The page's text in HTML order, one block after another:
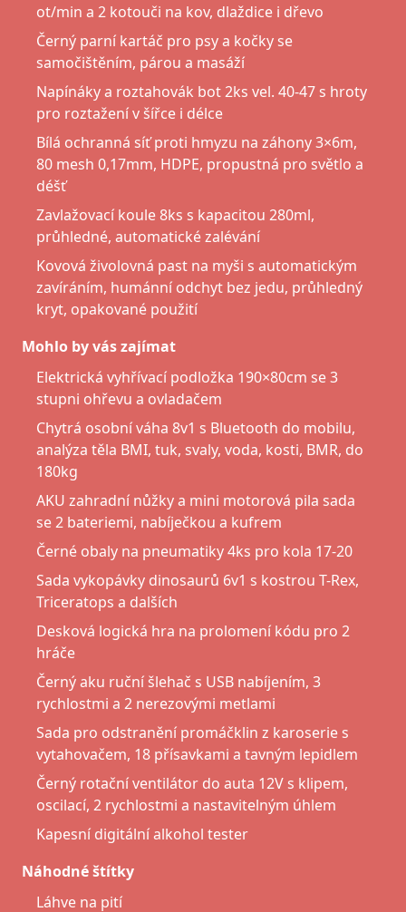
ot/min a 2 kotouči na kov, dlaždice i dřevo
Černý parní kartáč pro psy a kočky se
samočištěním, párou a masáží
Napínáky a roztahovák bot 2ks vel. 40-47 s hroty
pro roztažení v šířce i délce
Bílá ochranná síť proti hmyzu na záhony 3×6m,
80 mesh 0,17mm, HDPE, propustná pro světlo a
déšť
Zavlažovací koule 8ks s kapacitou 280ml,
průhledné, automatické zalévání
Kovová živolovná past na myši s automatickým
zavíráním, humánní odchyt bez jedu, průhledný
kryt, opakované použití
Mohlo by vás zajímat
Elektrická vyhřívací podložka 190×80cm se 3
stupni ohřevu a ovladačem
Chytrá osobní váha 8v1 s Bluetooth do mobilu,
analýza těla BMI, tuk, svaly, voda, kosti, BMR, do
180kg
AKU zahradní nůžky a mini motorová pila sada
se 2 bateriemi, nabíječkou a kufrem
Černé obaly na pneumatiky 4ks pro kola 17-20
Sada vykopávky dinosaurů 6v1 s kostrou T-Rex,
Triceratops a dalších
Desková logická hra na prolomení kódu pro 2
hráče
Černý aku ruční šlehač s USB nabíjením, 3
rychlostmi a 2 nerezovými metlami
Sada pro odstranění promáčklin z karoserie s
vytahovačem, 18 přísavkami a tavným lepidlem
Černý rotační ventilátor do auta 12V s klipem,
oscilací, 2 rychlostmi a nastavitelným úhlem
Kapesní digitální alkohol tester
Náhodné štítky
Láhve na pití